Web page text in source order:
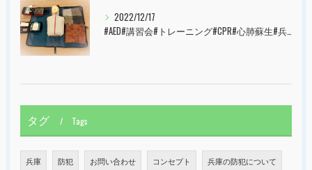
2022/12/17
#AED#講習会#トレーニング#CPR#心肺蘇生#兵庫県#神戸市#西宮市#すむーず#甲子園
タグ Tags
兵庫 防犯 お問い合わせ コンセプト 兵庫の防犯について